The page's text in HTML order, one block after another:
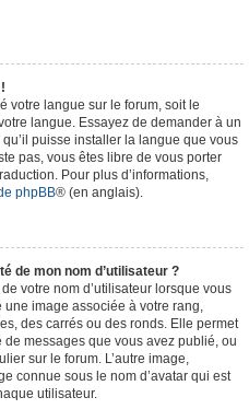
votre langue sur le forum, soit le
langue. Essayez de demander à un
puisse installer la langue que vous
pas, vous êtes libre de vous porter
Pour plus d’informations,
phpBB® (en anglais).
de mon nom d’utilisateur ?
votre nom d’utilisateur lorsque vous
une image associée à votre rang,
des carrés ou des ronds. Elle permet
messages que vous avez publié, ou
sur le forum. L’autre image,
connue sous le nom d’avatar qui est
utilisateur.